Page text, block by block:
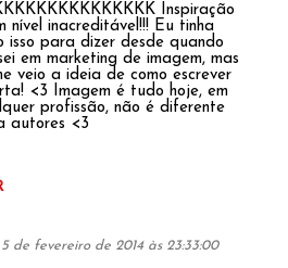
Inspiração
nível inacreditável!!! Eu tinha
isso para dizer desde quando
em marketing de imagem, mas
veio a ideia de como escrever
<3 Imagem é tudo hoje, em
profissão, não é diferente
autores <3
de fevereiro de 2014 às 23:33:00